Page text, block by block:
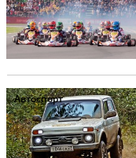
Автоспорт